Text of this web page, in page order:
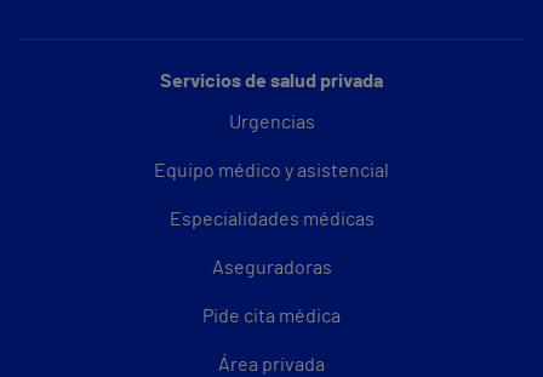
Servicios de salud privada
Urgencias
Equipo médico y asistencial
Especialidades médicas
Aseguradoras
Pide cita médica
Área privada